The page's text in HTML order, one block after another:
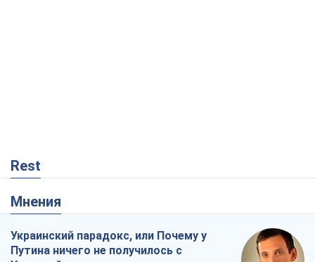
Rest
Мнения
Украинский парадокс, или Почему у
Путина ничего не получилось с